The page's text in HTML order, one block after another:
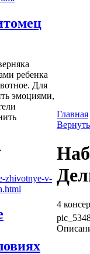
ребенка
Для
эмоциями,
Главная
4